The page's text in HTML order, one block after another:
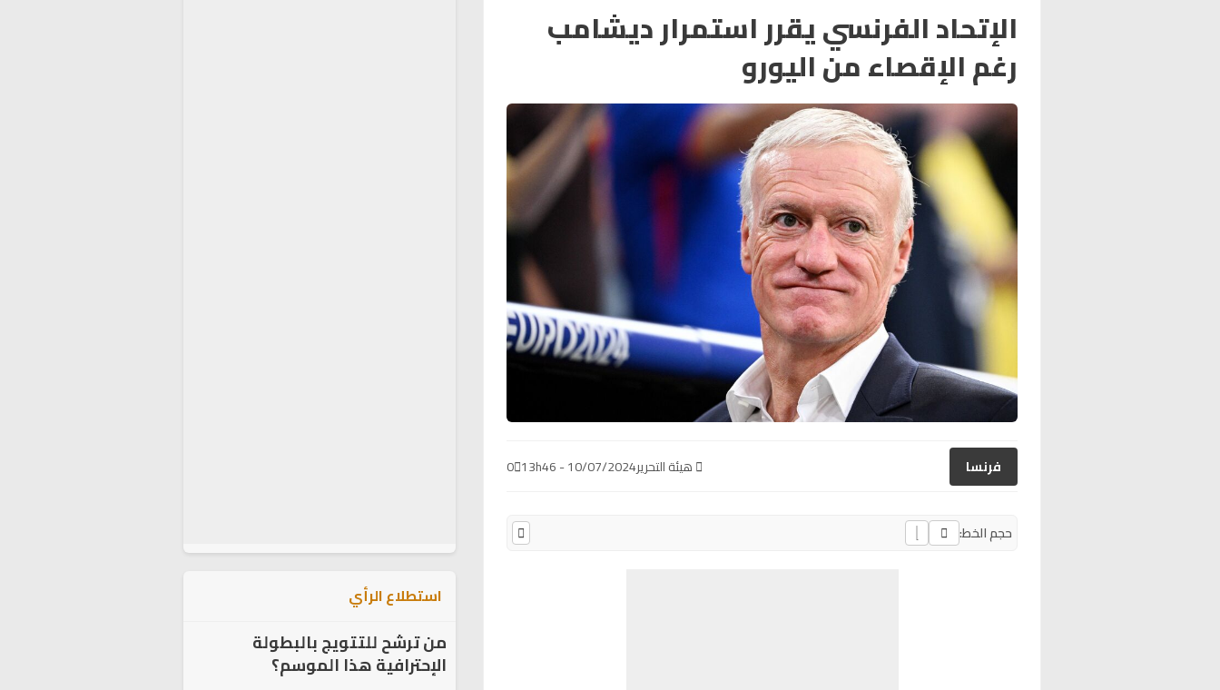
الإتحاد الفرنسي يقرر استمرار ديشامب
رغم الإقصاء من اليورو
فرنسا هيئة التحرير10/07/2024 - 13h46
0
حجم الخط:
استطلاع الرأي
من ترشح للتتويج بالبطولة
الإحترافية هذا الموسم؟